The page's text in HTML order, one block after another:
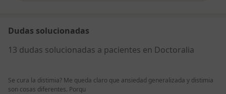
Dudas solucionadas
13 dudas solucionadas a pacientes en Doctoralia
Se cura la distimia? Me queda claro que ansiedad generalizada y distimia
son cosas diferentes. Porqu